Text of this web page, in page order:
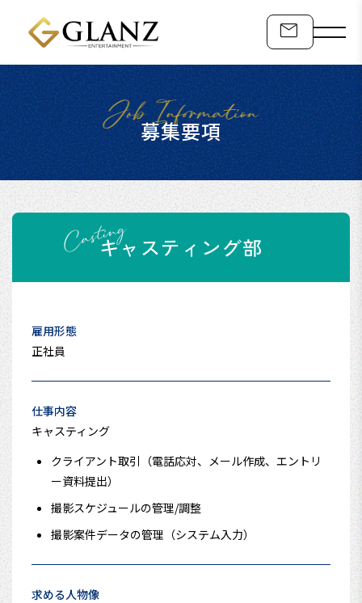
募集要項
キャスティング部
雇用形態
正社員
仕事内容
キャスティング
クライアント取引（電話応対、メール作成、エントリ
ー資料提出）
撮影スケジュールの管理/調整
撮影案件データの管理（システム入力）
求める人物像